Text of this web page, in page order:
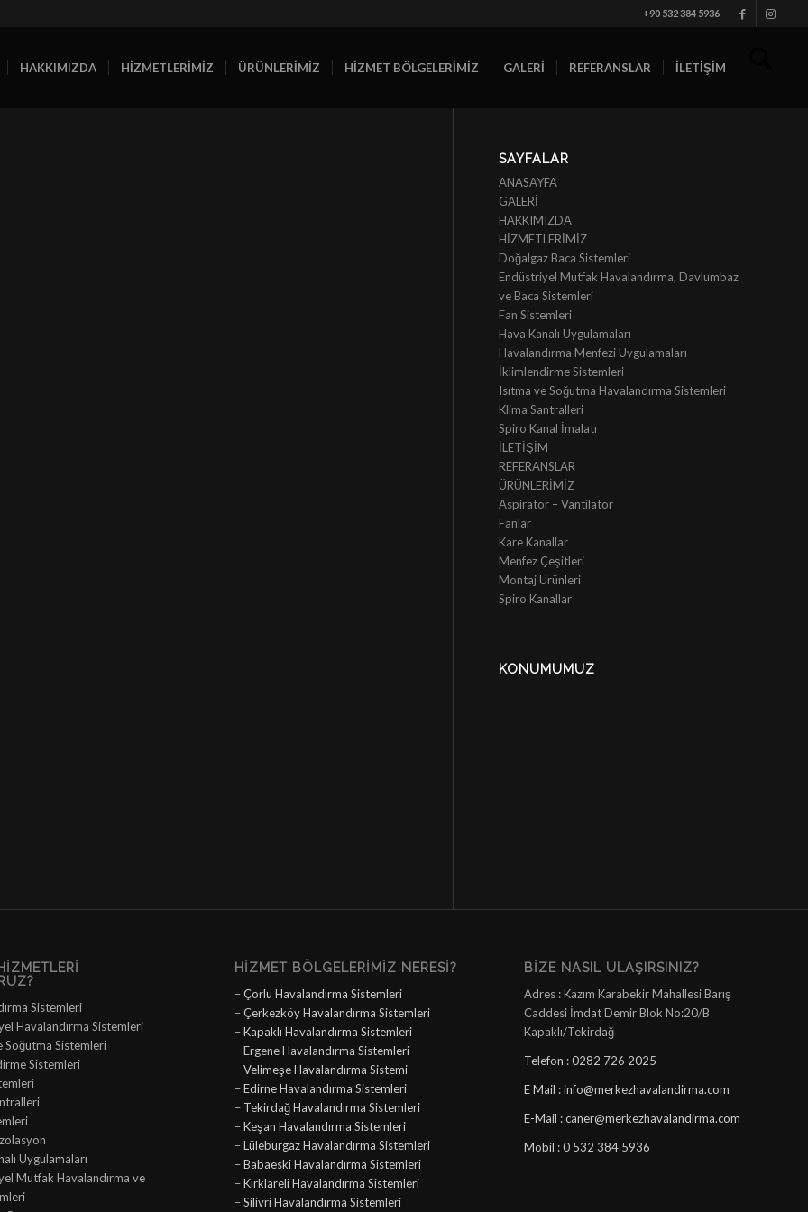
+90 532 384 5936
HAKKIMIZDA HİZMETLERİMİZ ÜRÜNLERİMİZ HİZMET BÖLGELERİMİZ GALERİ REFERANSLAR İLETİŞİM
SAYFALAR
ANASAYFA
GALERİ
HAKKIMIZDA
HİZMETLERİMİZ
Doğalgaz Baca Sistemleri
Endüstriyel Mutfak Havalandırma, Davlumbaz
ve Baca Sistemleri
Fan Sistemleri
Hava Kanalı Uygulamaları
Havalandırma Menfezi Uygulamaları
İklimlendirme Sistemleri
Isıtma ve Soğutma Havalandırma Sistemleri
Klima Santralleri
Spiro Kanal İmalatı
İLETİŞİM
REFERANSLAR
ÜRÜNLERİMİZ
Aspiratör – Vantilatör
Fanlar
Kare Kanallar
Menfez Çeşitleri
Montaj Ürünleri
Spiro Kanallar
KONUMUMUZ
Sistemleri
Havalandırma Sistemleri
Soğutma Sistemleri
Sistemleri
Uygulamaları
Mutfak Havalandırma ve
HIZMET BÖLGELERIMIZ NERESI?
–Çorlu Havalandırma Sistemleri
–Çerkezköy Havalandırma Sistemleri
–Kapaklı Havalandırma Sistemleri
–Ergene Havalandırma Sistemleri
–Velimeşe Havalandırma Sistemi
–Edirne Havalandırma Sistemleri
– Tekirdağ Havalandırma Sistemleri
–Keşan Havalandırma Sistemleri
–Lüleburgaz Havalandırma Sistemleri
–Babaeski Havalandırma Sistemleri
–Kırklareli Havalandırma Sistemleri
–Silivri Havalandırma Sistemleri
BIZE NASIL ULAŞIRSINIZ?
Adres : Kazım Karabekir Mahallesi Barış
Caddesi İmdat Demir Blok No:20/B
Kapaklı/Tekirdağ
Telefon : 0282 726 2025
E Mail : info@merkezhavalandirma.com
E-Mail : caner@merkezhavalandirma.com
Mobil : 0 532 384 5936